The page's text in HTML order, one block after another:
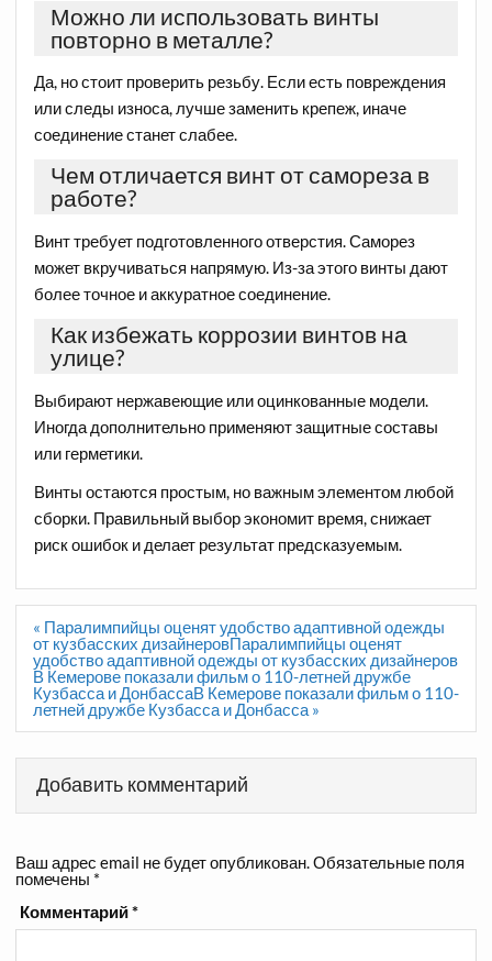
Можно ли использовать винты
повторно в металле?
Да, но стоит проверить резьбу. Если есть повреждения
или следы износа, лучше заменить крепеж, иначе
соединение станет слабее.
Чем отличается винт от самореза в
работе?
Винт требует подготовленного отверстия. Саморез
может вкручиваться напрямую. Из-за этого винты дают
более точное и аккуратное соединение.
Как избежать коррозии винтов на
улице?
Выбирают нержавеющие или оцинкованные модели.
Иногда дополнительно применяют защитные составы
или герметики.
Винты остаются простым, но важным элементом любой
сборки. Правильный выбор экономит время, снижает
риск ошибок и делает результат предсказуемым.
Навигация
по
записям
« Паралимпийцы оценят удобство адаптивной одежды
от кузбасских дизайнеровПаралимпийцы оценят
удобство адаптивной одежды от кузбасских дизайнеров
В Кемерове показали фильм о 110-летней дружбе
Кузбасса и ДонбассаВ Кемерове показали фильм о 110-
летней дружбе Кузбасса и Донбасса »
Добавить комментарий
Ваш адрес email не будет опубликован.Обязательные поля
помечены *
Комментарий*